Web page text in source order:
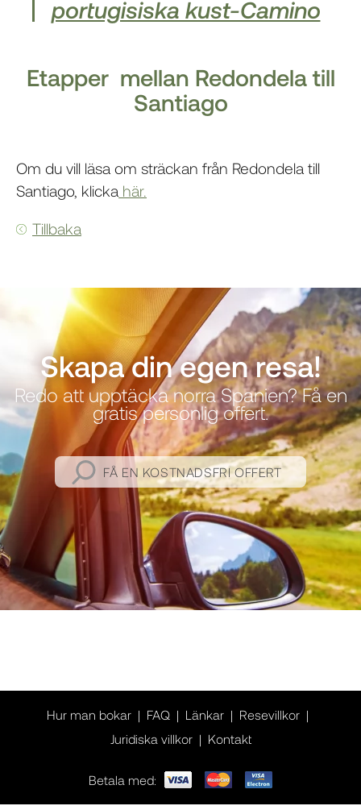
portugisiska kust-Camino
Etapper mellan Redondela till
Santiago
Om du vill läsa om sträckan från Redondela till
Santiago, klicka här.
Tillbaka
Skapa din egen resa!
Redo att upptäcka norra Spanien? Få en
gratis personlig offert.
FÅ EN KOSTNADSFRI OFFERT
Hur man bokar FAQ Länkar
Resevillkor
Juridiska villkor
Kontakt
Betala med: